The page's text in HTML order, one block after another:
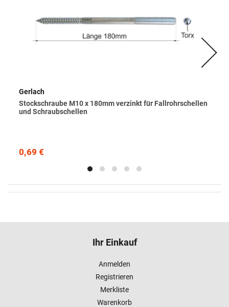
Gerlach
Stockschraube M10 x 180mm verzinkt für Fallrohrschellen
und Schraubschellen
0,69 €
Ihr Einkauf
Anmelden
Registrieren
Merkliste
Warenkorb